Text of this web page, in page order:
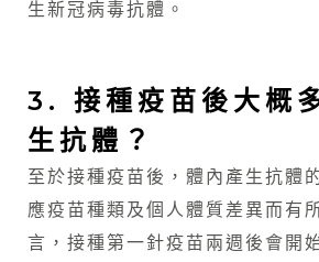
生新冠病毒抗體。
3. 接種疫苗後大概
生抗體？
至於接種疫苗後，體內產生抗體
應疫苗種類及個人體質差異而有
言，接種第一針疫苗兩週後會開